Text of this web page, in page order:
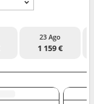
23 Ago
1 159 €